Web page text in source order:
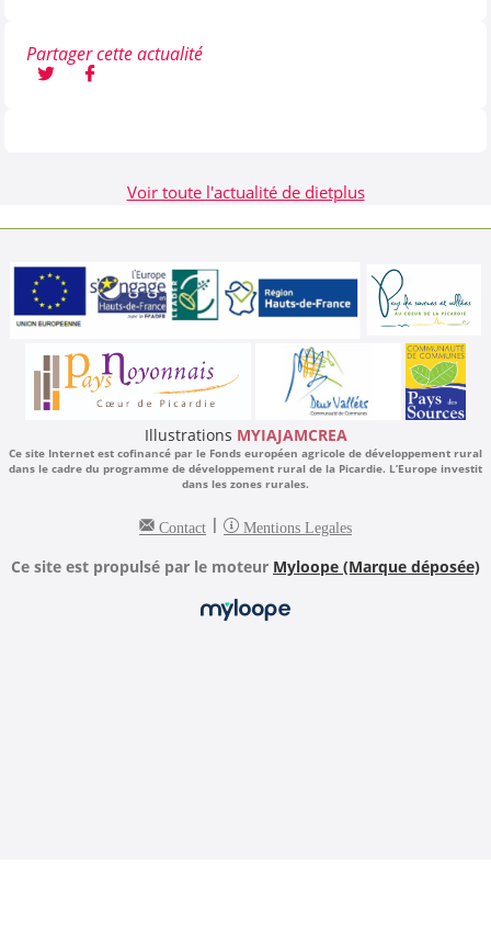
Partager cette actualité
Voir toute l'actualité de dietplus
Illustrations MYIAJAMCREA
Ce site Internet est cofinancé par le Fonds européen agricole de développement rural
dans le cadre du programme de développement rural de la Picardie. L’Europe investit
dans les zones rurales.
Contact | Mentions Legales
Ce site est propulsé par le moteur Myloope (Marque déposée)